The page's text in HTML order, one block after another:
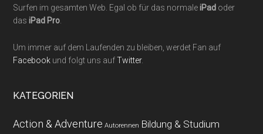
Surfen im gesamten Web. Egal ob für das normaleiPad oder
dasiPad Pro
Um immer auf dem Laufenden zu bleiben, werdet Fan auf
Facebook und folgt uns aufTwitter.
KATEGORIEN
Action & Adventure Autorennen Bildung & Studium